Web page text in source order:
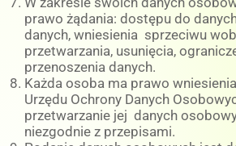
prawo żądania: dostępu do
danych, wniesienia sprzeciwu
przetwarzania, usunięcia,
przenoszenia danych.
Każda osoba ma prawo
Urzędu Ochrony Danych
przetwarzanie jej danych
niezgodnie z przepisami.